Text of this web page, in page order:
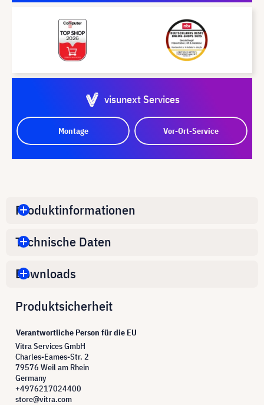
visunext Services
Montage Vor-Ort-Service
Produktinformationen
Technische Daten
Downloads
Produktsicherheit
Verantwortliche Person für die EU
Vitra Services GmbH
Charles-Eames-Str. 2
79576 Weil am Rhein
Germany
+4976217024400
store@vitra.com